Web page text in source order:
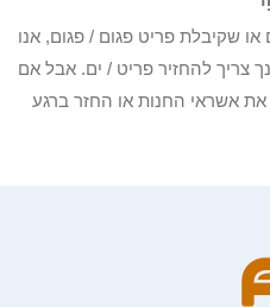
שלך לא קיבלו תוך 30 יום או שקיבלת פריט פגום / פגום, אנו
צריך להחזיר פריט / ים. אבל אם
את אשראי החנות או החזר ברגע